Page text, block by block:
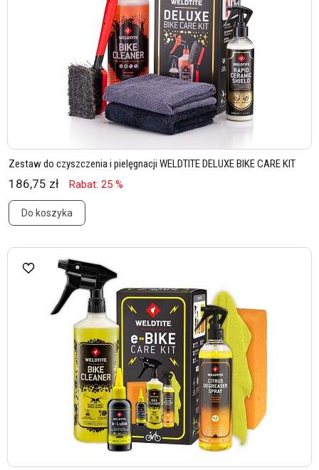
Zestaw do czyszczenia i pielęgnacji WELDTITE DELUXE BIKE CARE KIT
186,75 zł Rabat: 25 %
Do koszyka